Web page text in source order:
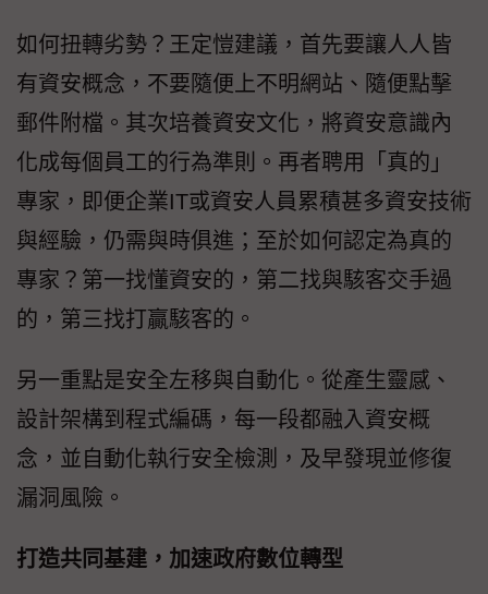
如何扭轉劣勢？王定愷建議，首先要讓人人皆
有資安概念，不要隨便上不明網站、隨便點擊
郵件附檔。其次培養資安文化，將資安意識內
化成每個員工的行為準則。再者聘用「真的」
專家，即便企業IT或資安人員累積甚多資安技術
與經驗，仍需與時俱進；至於如何認定為真的
專家？第一找懂資安的，第二找與駭客交手過
的，第三找打贏駭客的。
另一重點是安全左移與自動化。從產生靈感、
設計架構到程式編碼，每一段都融入資安概
念，並自動化執行安全檢測，及早發現並修復
漏洞風險。
打造共同基建，加速政府數位轉型